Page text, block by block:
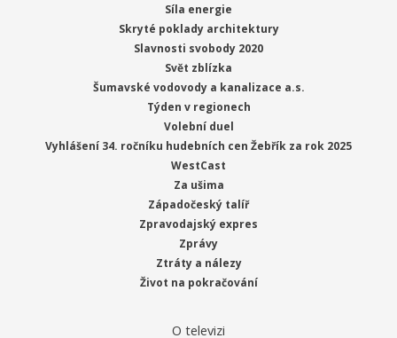
Síla energie
Skryté poklady architektury
Slavnosti svobody 2020
Svět zblízka
Šumavské vodovody a kanalizace a.s.
Týden v regionech
Volební duel
Vyhlášení 34. ročníku hudebních cen Žebřík za rok 2025
WestCast
Za ušima
Západočeský talíř
Zpravodajský expres
Zprávy
Ztráty a nálezy
Život na pokračování
O televizi